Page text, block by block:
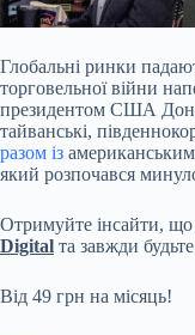
Глобальні ринки
торговельної війни
президентом США
тайванські,
разом із
який розпочався
Отримуйте інсайти, що
Digital та завжди
Від 49 грн на місяць!